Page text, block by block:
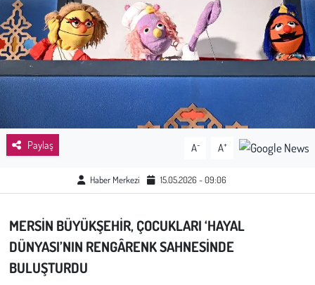
Paylaş A- A+
Haber Merkezi 15.05.2026 - 09:06
MERSİN BÜYÜKŞEHİR, ÇOCUKLARI‘HAYAL
DÜNYASI’NIN RENGÂRENK SAHNESİNDE
BULUŞTURDU
Kadın
Emek
Spor
Çocuk
İnsan Hakları
Hayvan Hakları